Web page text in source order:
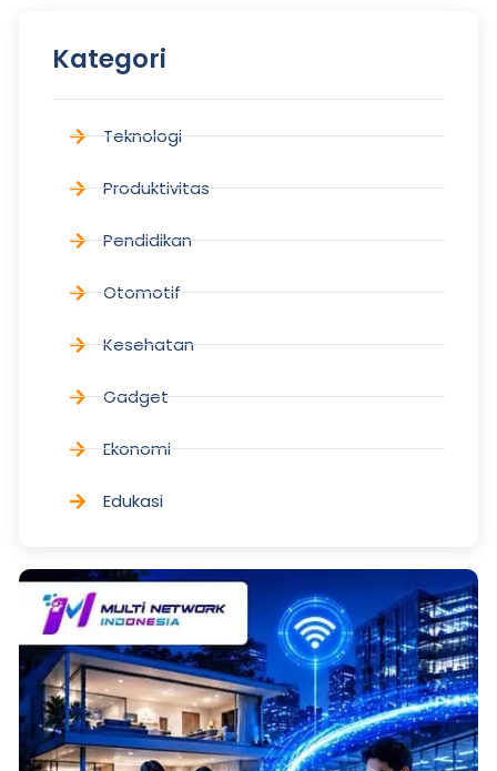
Kategori
Teknologi
Produktivitas
Pendidikan
Otomotif
Kesehatan
Gadget
Ekonomi
Edukasi